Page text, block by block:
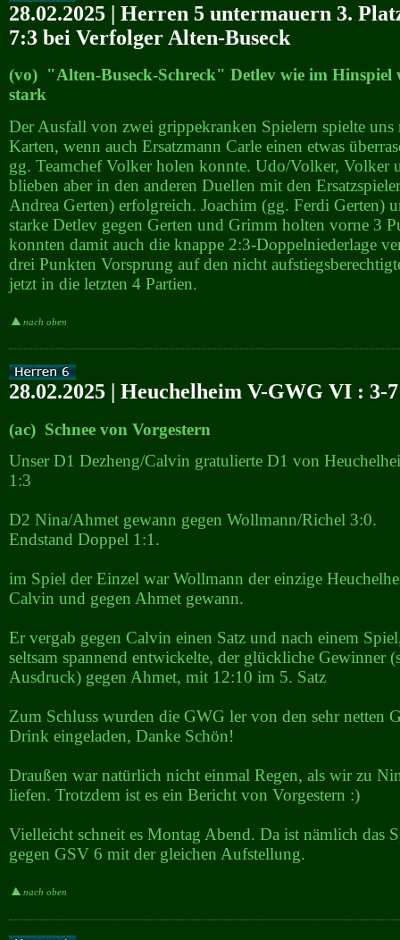
28.02.2025 | Herren 5 untermauern 3.
7:3 bei Verfolger Alten-Buseck
(vo) "Alten-Buseck-Schreck" Detlev wie im Hinspiel
stark
Der Ausfall von zwei grippekranken Spielern spielte
Karten, wenn auch Ersatzmann Carle einen etwas
gg. Teamchef Volker holen konnte. Udo/Volker, Volker
blieben aber in den anderen Duellen mit den
Andrea Gerten) erfolgreich. Joachim (gg. Ferdi Gerten)
starke Detlev gegen Gerten und Grimm holten vorne 3
konnten damit auch die knappe 2:3-Doppelniederlage
drei Punkten Vorsprung auf den nicht
jetzt in die letzten 4 Partien.
nach oben
28.02.2025 | Heuchelheim V-GWG VI : 3-7
(ac) Schnee von Vorgestern
Unser D1 Dezheng/Calvin gratulierte D1 von
1:3
D2 Nina/Ahmet gewann gegen Wollmann/Richel 3:0.
Endstand Doppel 1:1.
im Spiel der Einzel war Wollmann der einzige
Calvin und gegen Ahmet gewann.
Er vergab gegen Calvin einen Satz und nach einem
seltsam spannend entwickelte, der glückliche Gewinner
Ausdruck) gegen Ahmet, mit 12:10 im 5. Satz
Zum Schluss wurden die GWG ler von den sehr netten
Drink eingeladen, Danke Schön!
Draußen war natürlich nicht einmal Regen, als wir zu
liefen. Trotzdem ist es ein Bericht von Vorgestern :)
Vielleicht schneit es Montag Abend. Da ist nämlich das
gegen GSV 6 mit der gleichen Aufstellung.
nach oben